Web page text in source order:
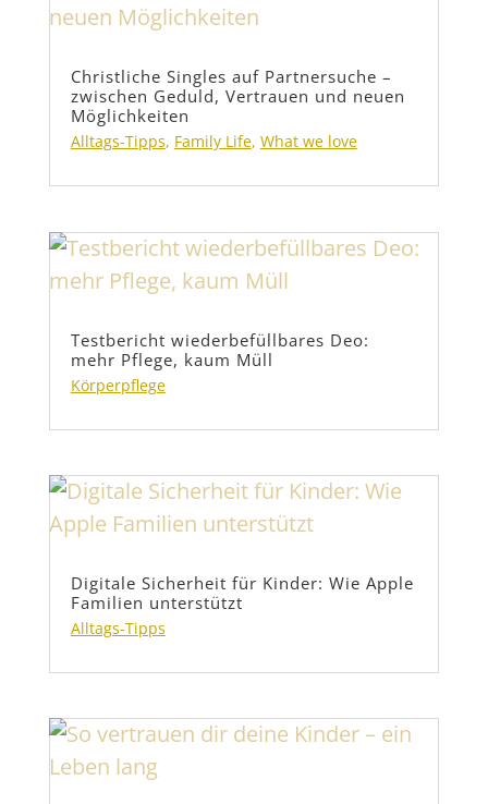
Christliche Singles auf Partnersuche –
zwischen Geduld, Vertrauen und neuen
Möglichkeiten
Alltags-Tipps, Family Life, What we love
Testbericht wiederbefüllbares Deo:
mehr Pflege, kaum Müll
Körperpflege
Digitale Sicherheit für Kinder: Wie Apple
Familien unterstützt
Alltags-Tipps